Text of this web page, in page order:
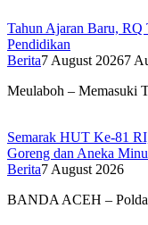
Tahun Ajaran Baru, RQ
Pendidikan
Berita7 August 20267
Meulaboh – Memasuki
Semarak HUT Ke-81
Goreng dan Aneka
Berita7 August 2026
BANDA ACEH – Polda